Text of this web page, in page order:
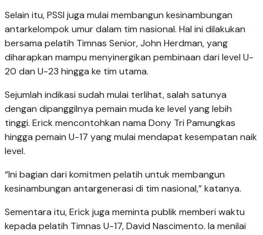
Selain itu, PSSI juga mulai membangun kesinambungan
antarkelompok umur dalam tim nasional. Hal ini dilakukan
bersama pelatih Timnas Senior, John Herdman, yang
diharapkan mampu menyinergikan pembinaan dari level U-
20 dan U-23 hingga ke tim utama.
Sejumlah indikasi sudah mulai terlihat, salah satunya
dengan dipanggilnya pemain muda ke level yang lebih
tinggi. Erick mencontohkan nama Dony Tri Pamungkas
hingga pemain U-17 yang mulai mendapat kesempatan naik
level.
“Ini bagian dari komitmen pelatih untuk membangun
kesinambungan antargenerasi di tim nasional,” katanya.
Sementara itu, Erick juga meminta publik memberi waktu
kepada pelatih Timnas U-17, David Nascimento. Ia menilai